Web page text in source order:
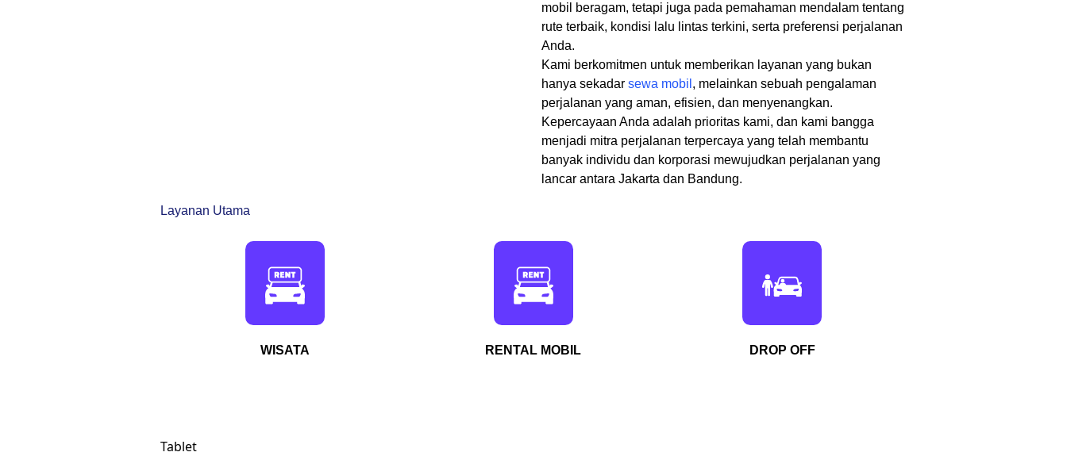
mobil beragam, tetapi juga pada pemahaman mendalam tentang
rute terbaik, kondisi lalu lintas terkini, serta preferensi perjalanan
Anda.
Kami berkomitmen untuk memberikan layanan yang bukan
hanya sekadar sewa mobil , melainkan sebuah pengalaman
perjalanan yang aman, efisien, dan menyenangkan.
Kepercayaan Anda adalah prioritas kami, dan kami bangga
menjadi mitra perjalanan terpercaya yang telah membantu
banyak individu dan korporasi mewujudkan perjalanan yang
lancar antara Jakarta dan Bandung.
Layanan Utama
WISATA RENTAL MOBIL DROP OFF
Tablet